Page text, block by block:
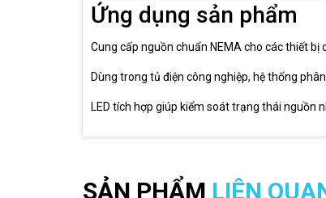
Ứng dụng sản phẩm
Cung cấp nguồn chuẩn NEMA cho các thiết
Dùng trong tủ điện công nghiệp, hệ thống
LED tích hợp giúp kiểm soát trạng thái nguồn
SẢN PHẨM LIÊN